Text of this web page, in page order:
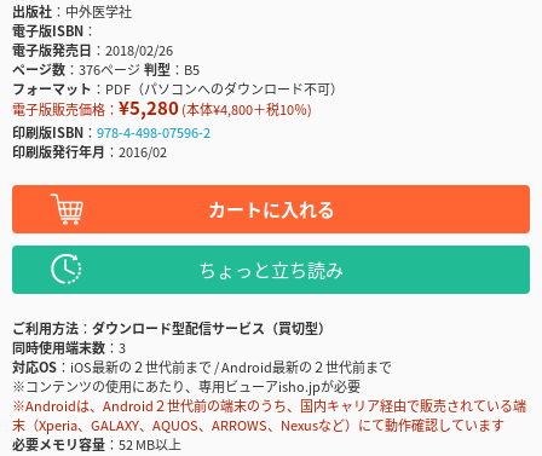
出版社
中外医学社
電子版ISBN
電子版発売日
2018/02/26
ページ数
376ページ判型
B5
フォーマット
PDF（パソコンへのダウンロード不可）
電子版販売価格： ¥5,280(本体¥4,800＋税10％)
印刷版ISBN
978-4-498-07596-2
印刷版発行年月
2016/02
カートに入れる
ちょっと立ち読み
ご利用方法
ダウンロード型配信サービス（買切型）
同時使用端末数
3
対応OS
iOS最新の２世代前まで / Android最新の２世代前まで
※コンテンツの使用にあたり、専用ビューアisho.jpが必要
※Androidは、Android２世代前の端末のうち、国内キャリア経由で販売されている端
末（Xperia、GALAXY、AQUOS、ARROWS、Nexusなど）にて動作確認しています
必要メモリ容量
52 MB以上